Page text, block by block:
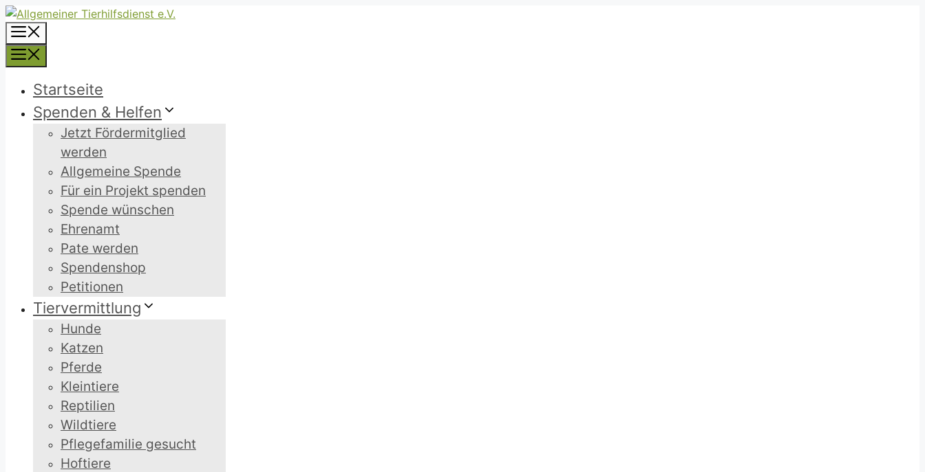
Zum
Inhalt
springen
Startseite
Spenden & Helfen
Jetzt Fördermitglied
werden
Allgemeine Spende
Für ein Projekt spenden
Spende wünschen
Ehrenamt
Pate werden
Spendenshop
Petitionen
Tiervermittlung
Hunde
Katzen
Pferde
Kleintiere
Reptilien
Wildtiere
Pflegefamilie gesucht
Hoftiere